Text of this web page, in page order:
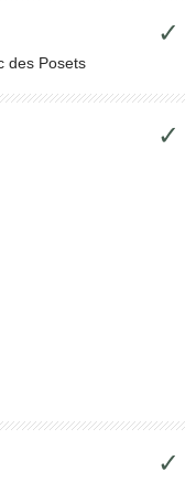
✓
des Posets
✓
✓